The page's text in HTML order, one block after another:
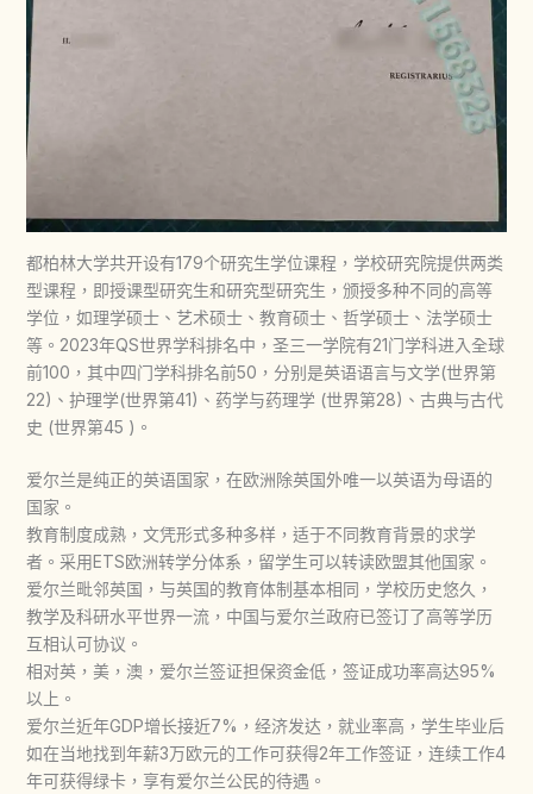
都柏林大学共开设有179个研究生学位课程，学校研究院提供两类
型课程，即授课型研究生和研究型研究生，颁授多种不同的高等
学位，如理学硕士、艺术硕士、教育硕士、哲学硕士、法学硕士
等。2023年QS世界学科排名中，圣三一学院有21门学科进入全球
前100，其中四门学科排名前50，分别是英语语言与文学(世界第
22)、护理学(世界第41)、药学与药理学 (世界第28)、古典与古代
史 (世界第45 )。
爱尔兰是纯正的英语国家，在欧洲除英国外唯一以英语为母语的
国家。
教育制度成熟，文凭形式多种多样，适于不同教育背景的求学
者。采用ETS欧洲转学分体系，留学生可以转读欧盟其他国家。
爱尔兰毗邻英国，与英国的教育体制基本相同，学校历史悠久，
教学及科研水平世界一流，中国与爱尔兰政府已签订了高等学历
互相认可协议。
相对英，美，澳，爱尔兰签证担保资金低，签证成功率高达95%
以上。
爱尔兰近年GDP增长接近7%，经济发达，就业率高，学生毕业后
如在当地找到年薪3万欧元的工作可获得2年工作签证，连续工作4
年可获得绿卡，享有爱尔兰公民的待遇。